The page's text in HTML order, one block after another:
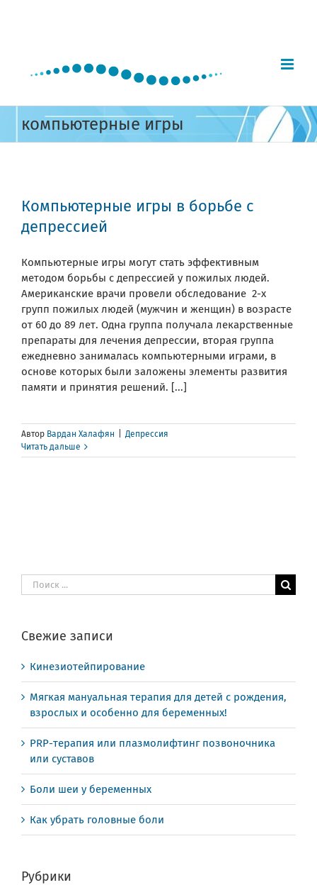
компьютерные игры
Компьютерные игры в борьбе с
депрессией
Компьютерные игры могут стать эффективным
методом борьбы с депрессией у пожилых людей.
Американские врачи провели обследование 2-х
групп пожилых людей (мужчин и женщин) в возрасте
от 60 до 89 лет. Одна группа получала лекарственные
препараты для лечения депрессии, вторая группа
ежедневно занималась компьютерными играми, в
основе которых были заложены элементы развития
памяти и принятия решений. [...]
Автор Вардан Халафян
Депрессия
Читать дальше
Результат
поиска:
Свежие записи
Кинезиотейпирование
Мягкая мануальная терапия для детей с рождения,
взрослых и особенно для беременных!
PRP-терапия или плазмолифтинг позвоночника
или суставов
Боли шеи у беременных
Как убрать головные боли
Рубрики